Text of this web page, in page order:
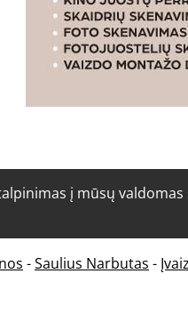
į mūsų
-Saulius Narbutas -